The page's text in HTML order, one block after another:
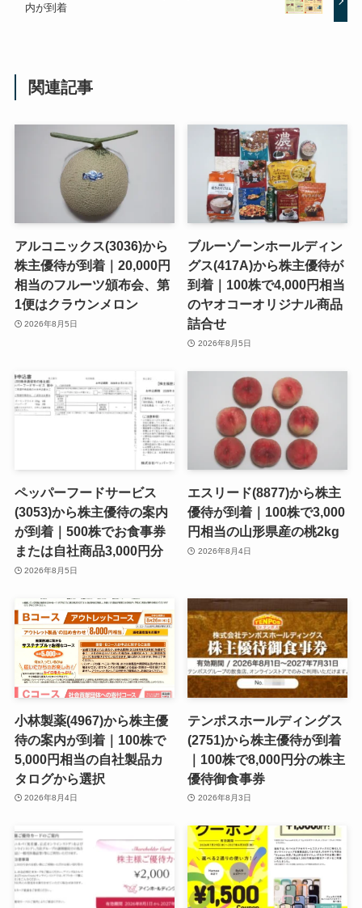
内が到着
関連記事
アルコニックス(3036)から
株主優待が到着｜20,000円
相当のフルーツ頒布会、第
1便はクラウンメロン
2026年8月5日
ブルーゾーンホールディン
グス(417A)から株主優待が
到着｜100株で4,000円相当
のヤオコーオリジナル商品
詰合せ
2026年8月5日
ペッパーフードサービス
(3053)から株主優待の案内
が到着｜500株でお食事券
または自社商品3,000円分
2026年8月5日
エスリード(8877)から株主
優待が到着｜100株で3,000
円相当の山形県産の桃2kg
2026年8月4日
小林製薬(4967)から株主優
待の案内が到着｜100株で
5,000円相当の自社製品カ
タログから選択
2026年8月4日
テンポスホールディングス
(2751)から株主優待が到着
｜100株で8,000円分の株主
優待御食事券
2026年8月3日